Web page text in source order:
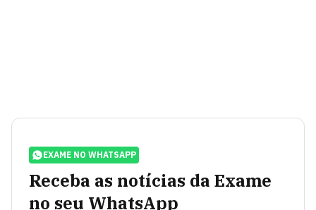
EXAME NO WHATSAPP
Receba as notícias da Exame
no seu WhatsApp